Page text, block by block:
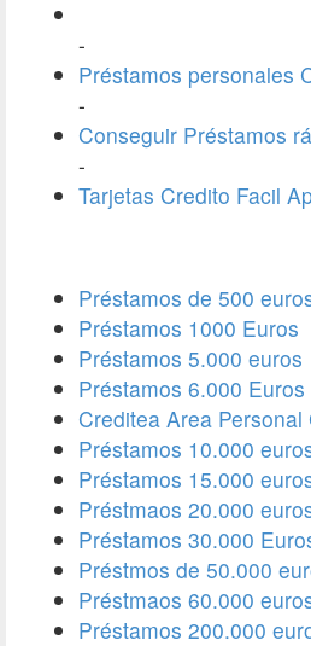
-
Préstamos personales
-
Conseguir Préstamos
-
Tarjetas Credito Facil
Préstamos de 500
Préstamos 1000 Euros
Préstamos 5.000 euros
Préstamos 6.000 Euros
Creditea Area Personal
Préstamos 10.000
Préstamos 15.000
Préstmaos 20.000
Préstamos 30.000
Préstmos de 50.000
Préstmaos 60.000
Préstamos 200.000